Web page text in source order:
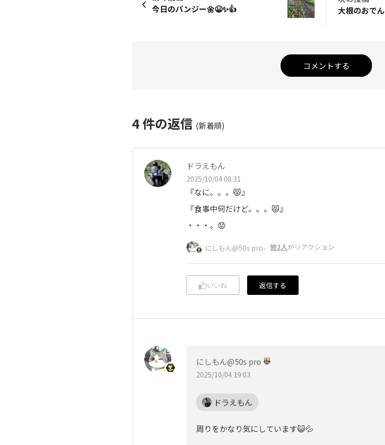
今日のパンジー🌼😀✨👍
大根のおでん
コメントする
4件の返信 (新着順)
ドラえもん
2025/10/04 08:31
『なに。。。😾』
『食事中何だけど。。。😾』
・・・。😟
にしもん@50s pro、 他2人がリアクション
いいね 返信する
にしもん@50s pro
2025/10/04 19:03
ドラえもん
周りをかなり気にしています😺💦